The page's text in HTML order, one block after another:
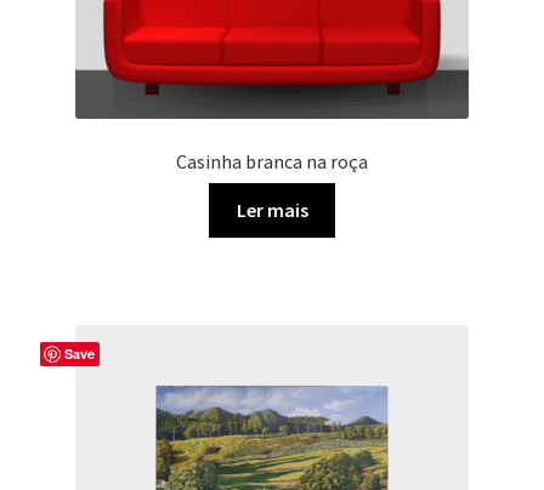
Casinha branca na roça
Ler mais
Save